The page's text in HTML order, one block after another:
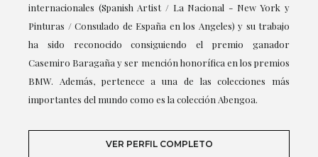
internacionales (Spanish Artist / La Nacional - New York y
Pinturas / Consulado de España en los Angeles) y su trabajo
ha sido reconocido consiguiendo el premio ganador
Casemiro Baragaña y ser mención honorífica en los premios
BMW. Además, pertenece a una de las colecciones más
importantes del mundo como es la colección Abengoa.
VER PERFIL COMPLETO